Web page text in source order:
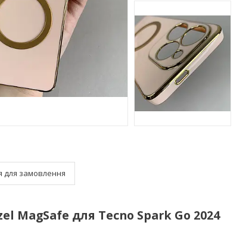
для замовлення
MagSafe для Tecno Spark Go 2024